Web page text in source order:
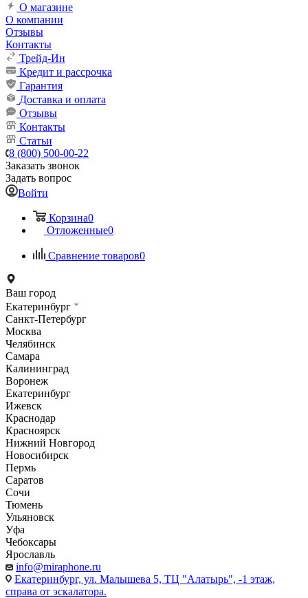
О магазине
О компании
Отзывы
Контакты
Трейд-Ин
Кредит и рассрочка
Гарантия
Доставка и оплата
Отзывы
Контакты
Статьи
8 (800) 500-00-22
Заказать звонок
Задать вопрос
Войти
Корзина0
Отложенные0
Сравнение товаров0
Ваш город
Екатеринбург
Санкт-Петербург
Москва
Челябинск
Самара
Калининград
Воронеж
Екатеринбург
Ижевск
Краснодар
Красноярск
Нижний Новгород
Новосибирск
Пермь
Саратов
Сочи
Тюмень
Ульяновск
Уфа
Чебоксары
Ярославль
info@miraphone.ru
Екатеринбург, ул. Малышева 5, ТЦ "Алатырь", -1 этаж,
справа от эскалатора.